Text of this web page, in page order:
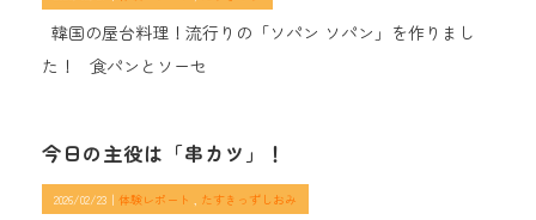
韓国の屋台料理！流行りの「ソパン ソパン」を作りまし
た！ 食パンとソーセ
今日の主役は「串カツ」！
2026/02/23｜ 体験レポート たすきっずしおみ